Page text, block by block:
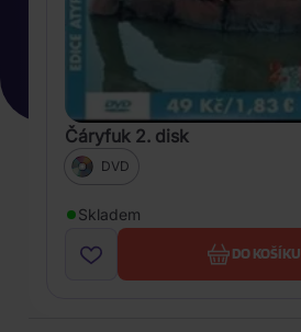
Čáryfuk 2. disk
DVD
Skladem
DO KOŠÍKU